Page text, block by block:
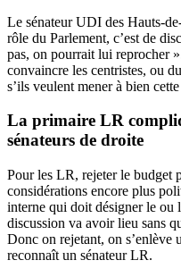
Le sénateur UDI des Hauts-
rôle du Parlement, c’est de
pas, on pourrait lui reprocher
convaincre les centristes, ou
s’ils veulent mener à bien
La primaire LR
sénateurs de droite
Pour les LR, rejeter le budget
considérations encore plus
interne qui doit désigner le ou
discussion va avoir lieu sans
Donc on rejetant, on s’enlève
reconnaît un sénateur LR.